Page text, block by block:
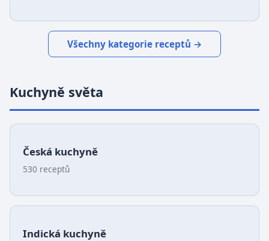
Všechny kategorie receptů →
Kuchyně světa
Česká kuchyně
530 receptů
Indická kuchyně